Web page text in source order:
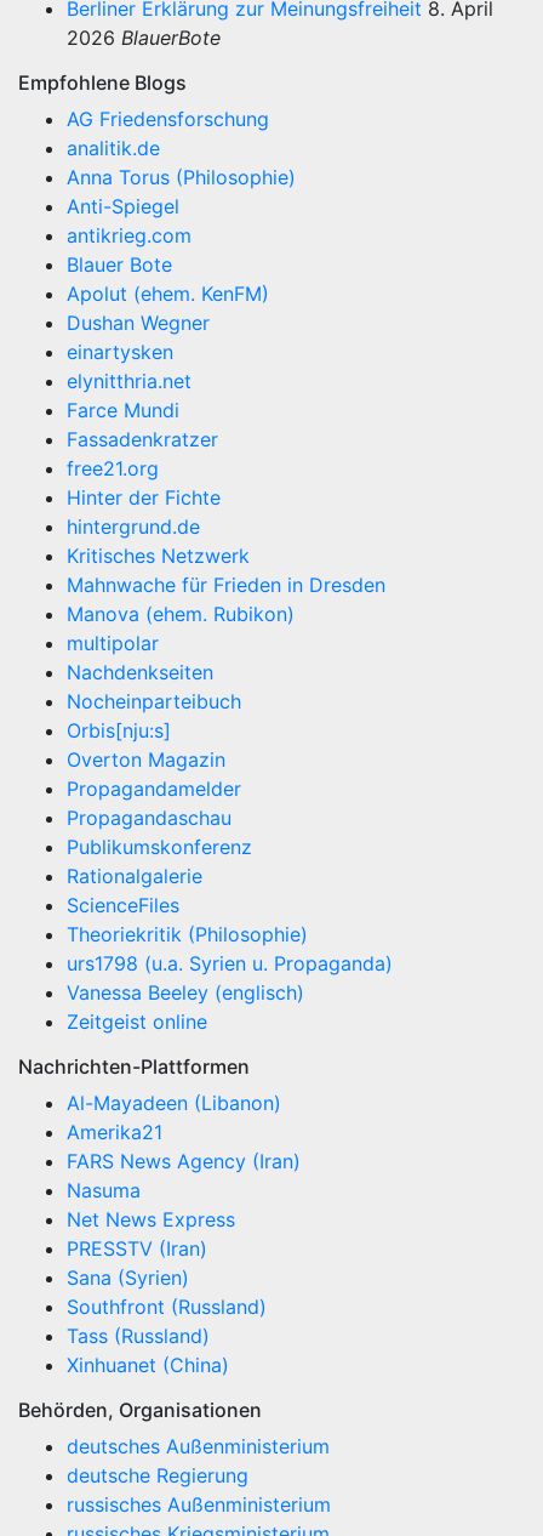
Berliner Erklärung zur Meinungsfreiheit 8. April
2026 BlauerBote
Empfohlene Blogs
AG Friedensforschung
analitik.de
Anna Torus (Philosophie)
Anti-Spiegel
antikrieg.com
Blauer Bote
Apolut (ehem. KenFM)
Dushan Wegner
einartysken
elynitthria.net
Farce Mundi
Fassadenkratzer
free21.org
Hinter der Fichte
hintergrund.de
Kritisches Netzwerk
Mahnwache für Frieden in Dresden
Manova (ehem. Rubikon)
multipolar
Nachdenkseiten
Nocheinparteibuch
Orbis[nju:s]
Overton Magazin
Propagandamelder
Propagandaschau
Publikumskonferenz
Rationalgalerie
ScienceFiles
Theoriekritik (Philosophie)
urs1798 (u.a. Syrien u. Propaganda)
Vanessa Beeley (englisch)
Zeitgeist online
Nachrichten-Plattformen
Al-Mayadeen (Libanon)
Amerika21
FARS News Agency (Iran)
Nasuma
Net News Express
PRESSTV (Iran)
Sana (Syrien)
Southfront (Russland)
Tass (Russland)
Xinhuanet (China)
Behörden, Organisationen
deutsches Außenministerium
deutsche Regierung
russisches Außenministerium